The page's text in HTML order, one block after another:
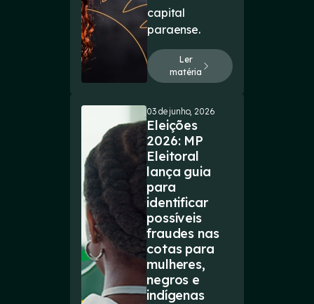
capital
paraense.
Ler
matéria
03 de junho, 2026
Eleições
2026: MP
Eleitoral
lança guia
para
identificar
possíveis
fraudes nas
cotas para
mulheres,
negros e
indígenas